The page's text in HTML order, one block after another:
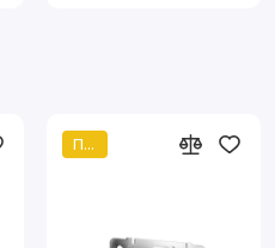
Популярный